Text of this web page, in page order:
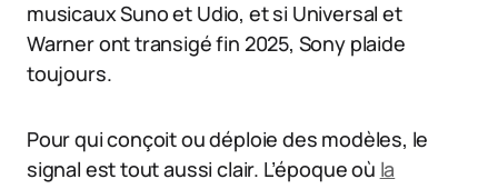
musicaux Suno et Udio, et si Universal et
Warner ont transigé fin 2025, Sony plaide
toujours.
Pour qui conçoit ou déploie des modèles, le
signal est tout aussi clair. L’époque où la